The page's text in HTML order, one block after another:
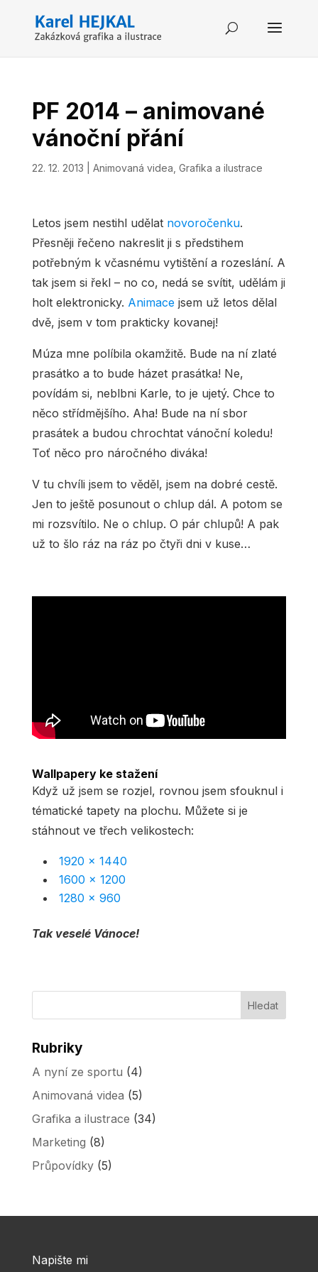
PF 2014 – animované
vánoční přání
22. 12. 2013 Animovaná videa Grafika a ilustrace
Letos jsem nestihl udělat novoročenku.
Přesněji řečeno nakreslit ji s předstihem
potřebným k včasnému vytištění a rozeslání. A
tak jsem si řekl – no co, nedá se svítit, udělám ji
holt elektronicky. Animacejsem už letos dělal
dvě, jsem v tom prakticky kovanej!
Múza mne políbila okamžitě. Bude na ní zlaté
prasátko a to bude házet prasátka! Ne,
povídám si, neblbni Karle, to je ujetý. Chce to
něco střídmějšího. Aha! Bude na ní sbor
prasátek a budou chrochtat vánoční koledu!
Toť něco pro náročného diváka!
V tu chvíli jsem to věděl, jsem na dobré cestě.
Jen to ještě posunout o chlup dál. A potom se
mi rozsvítilo. Ne o chlup. O pár chlupů! A pak
už to šlo ráz na ráz po čtyři dni v kuse…
Wallpapery ke stažení
Když už jsem se rozjel, rovnou jsem sfouknul i
tématické tapety na plochu. Můžete si je
stáhnout ve třech velikostech:
1920 x 1440
1600 x 1200
1280 x 960
Tak veselé Vánoce!
Rubriky
A nyní ze sportu (4)
Animovaná videa (5)
Grafika a ilustrace (34)
Marketing (8)
Průpovídky(5)
Napište mi